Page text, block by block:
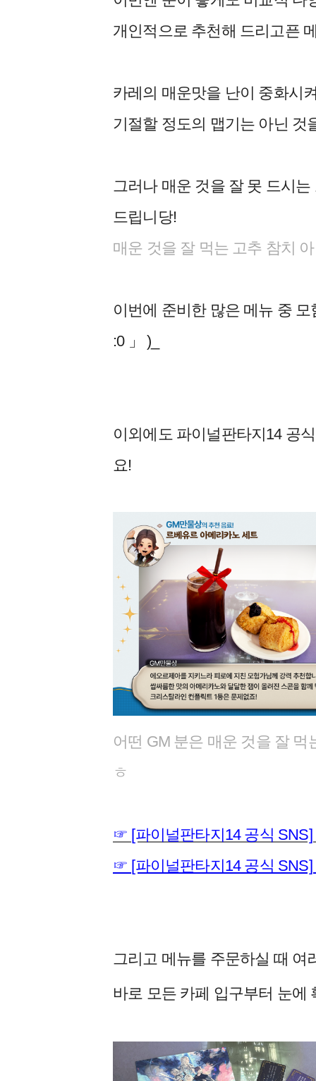
개인적으로 추천해 드리고픈
카레의 매운맛을 난이 중화시
기절할 정도의 맵기는 아닌 것
그러나 매운 것을 잘 못 드시
드립니당!
매운 것을 잘 먹는 고추 참치
이번에 준비한 많은 메뉴 중
:0 」 )_
이외에도 파이널판타지14 공
요!
어떤 GM 분은 매운 것을 잘
ㅎ
☞ [파이널판타지14 공식
☞ [파이널판타지14 공식
그리고 메뉴를 주문하실 때 여
바로 모든 카페 입구부터 눈에